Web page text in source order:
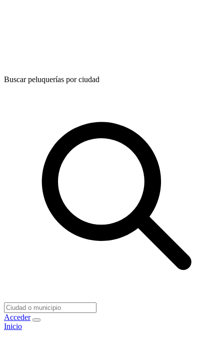
Buscar peluquerías por ciudad
Acceder
Inicio